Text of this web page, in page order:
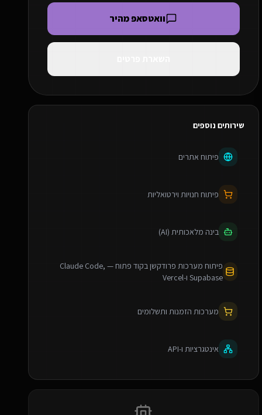
וואטסאפ מהיר
שירותים נוספים
פיתוח אתרים
פיתוח חנויות וירטואליות
בינה מלאכותית (AI)
פיתוח מערכות פרודקשן בקוד פתוח — Claude Code,
Supabase ו-Vercel
מערכות הזמנות ותשלומים
אינטגרציות ו-API